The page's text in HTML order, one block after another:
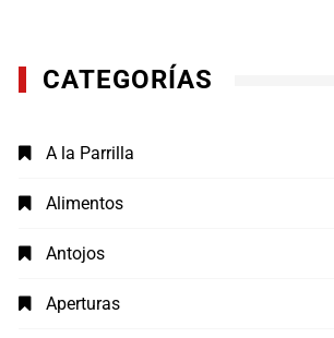
CATEGORÍAS
A la Parrilla
Alimentos
Antojos
Aperturas